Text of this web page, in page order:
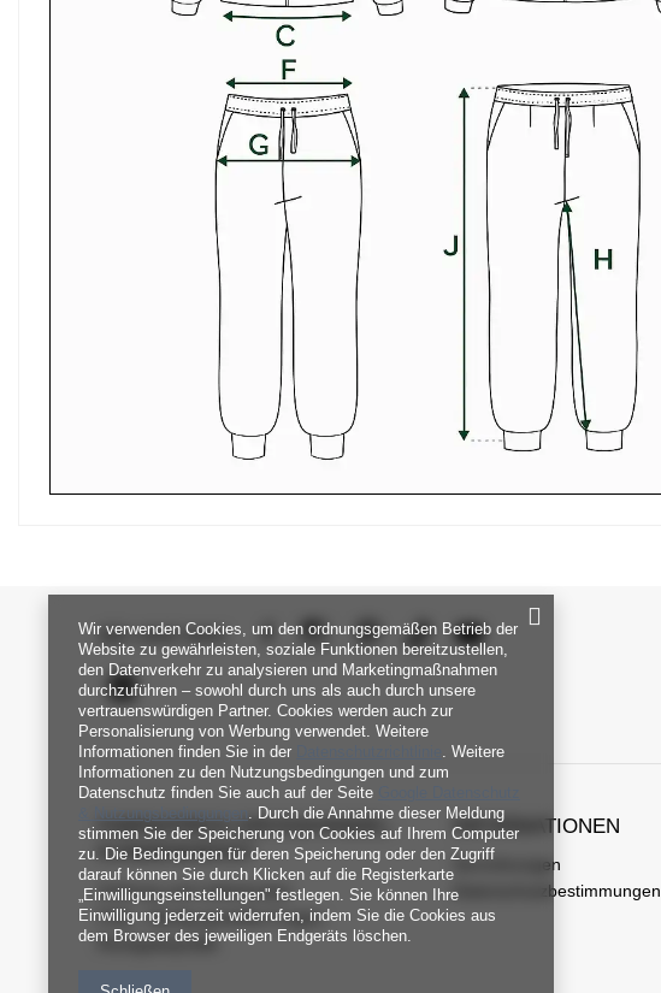
SEI UNS NAH
FABRIKPREIS-GROSSHANDEL-K
UNDENDIENST
Zahlung und Lieferkosten
FAQ - Häufig gestellte Fragen
Rückgabepolitik
INFORMATIONEN
Verordnungen
Datenschutzbestimmungen
Wir verwenden Cookies, um den ordnungsgemäßen Betrieb der
Website zu gewährleisten, soziale Funktionen bereitzustellen,
den Datenverkehr zu analysieren und Marketingmaßnahmen
durchzuführen – sowohl durch uns als auch durch unsere
vertrauenswürdigen Partner. Cookies werden auch zur
Personalisierung von Werbung verwendet. Weitere
Informationen finden Sie in der
. Weitere
Informationen zu den Nutzungsbedingungen und zum
Datenschutz finden Sie auch auf der Seite
& Nutzungsbedingungen . Durch die Annahme dieser Meldung
stimmen Sie der Speicherung von Cookies auf Ihrem Computer
zu. Die Bedingungen für deren Speicherung oder den Zugriff
darauf können Sie durch Klicken auf die Registerkarte
„Einwilligungseinstellungen" festlegen. Sie können Ihre
Einwilligung jederzeit widerrufen, indem Sie die Cookies aus
dem Browser des jeweiligen Endgeräts löschen.